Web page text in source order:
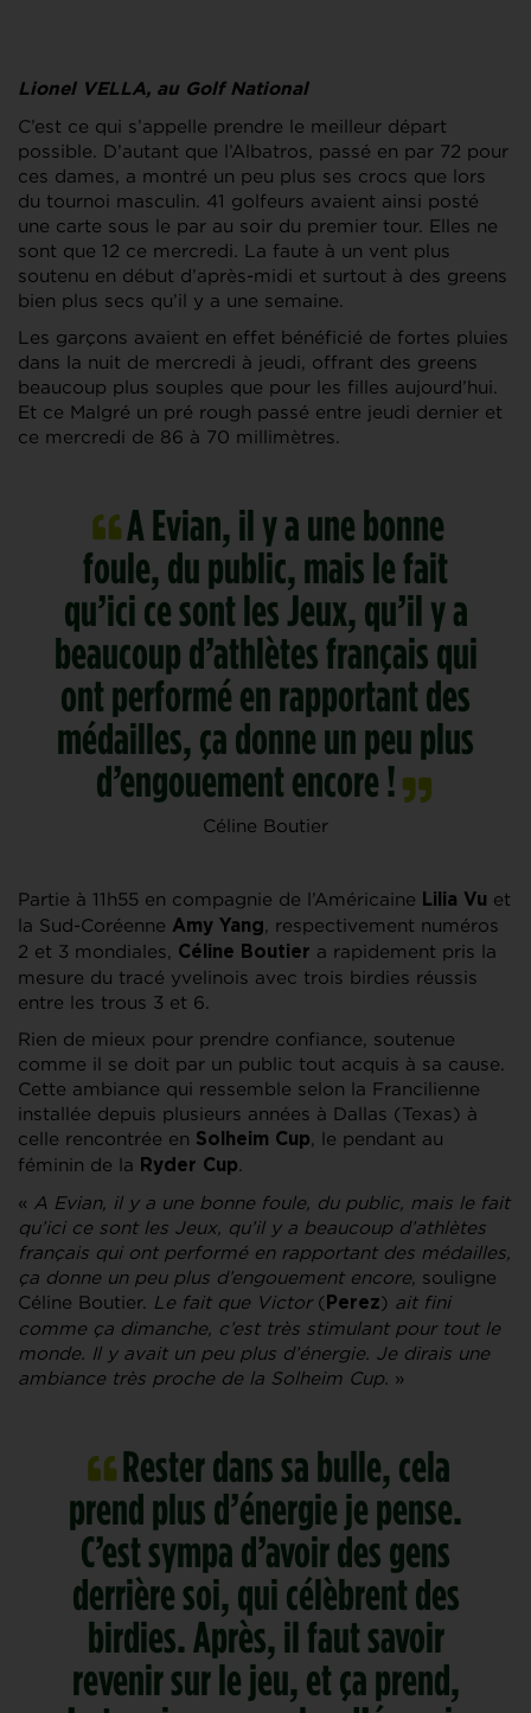
Lionel VELLA, au Golf National
C’est ce qui s’appelle prendre le meilleur départ
possible. D’autant que l’Albatros, passé en par 72 pour
ces dames, a montré un peu plus ses crocs que lors
du tournoi masculin. 41 golfeurs avaient ainsi posté
une carte sous le par au soir du premier tour. Elles ne
sont que 12 ce mercredi. La faute à un vent plus
soutenu en début d’après-midi et surtout à des greens
bien plus secs qu’il y a une semaine.
Les garçons avaient en effet bénéficié de fortes pluies
dans la nuit de mercredi à jeudi, offrant des greens
beaucoup plus souples que pour les filles aujourd’hui.
Et ce Malgré un pré rough passé entre jeudi dernier et
ce mercredi de 86 à 70 millimètres.
A Evian, il y a une bonne
foule, du public, mais le fait
qu’ici ce sont les Jeux, qu’il y a
beaucoup d’athlètes français qui
ont performé en rapportant des
médailles, ça donne un peu plus
d’engouement encore !
Céline Boutier
Partie à 11h55 en compagnie de l’Américaine Lilia Vu et
la Sud-Coréenne Amy Yang, respectivement numéros
2 et 3 mondiales, Céline Boutier a rapidement pris la
mesure du tracé yvelinois avec trois birdies réussis
entre les trous 3 et 6.
Rien de mieux pour prendre confiance, soutenue
comme il se doit par un public tout acquis à sa cause.
Cette ambiance qui ressemble selon la Francilienne
installée depuis plusieurs années à Dallas (Texas) à
celle rencontrée en Solheim Cup, le pendant au
féminin de la Ryder Cup.
« A Evian, il y a une bonne foule, du public, mais le fait
qu’ici ce sont les Jeux, qu’il y a beaucoup d’athlètes
français qui ont performé en rapportant des médailles,
ça donne un peu plus d’engouement encore, souligne
Céline Boutier. Le fait que Victor( Perez) ait fini
comme ça dimanche, c’est très stimulant pour tout le
monde. Il y avait un peu plus d’énergie. Je dirais une
ambiance très proche de la Solheim Cup. »
Rester dans sa bulle, cela
prend plus d’énergie je pense.
C’est sympa d’avoir des gens
derrière soi, qui célèbrent des
birdies. Après, il faut savoir
revenir sur le jeu, et ça prend,